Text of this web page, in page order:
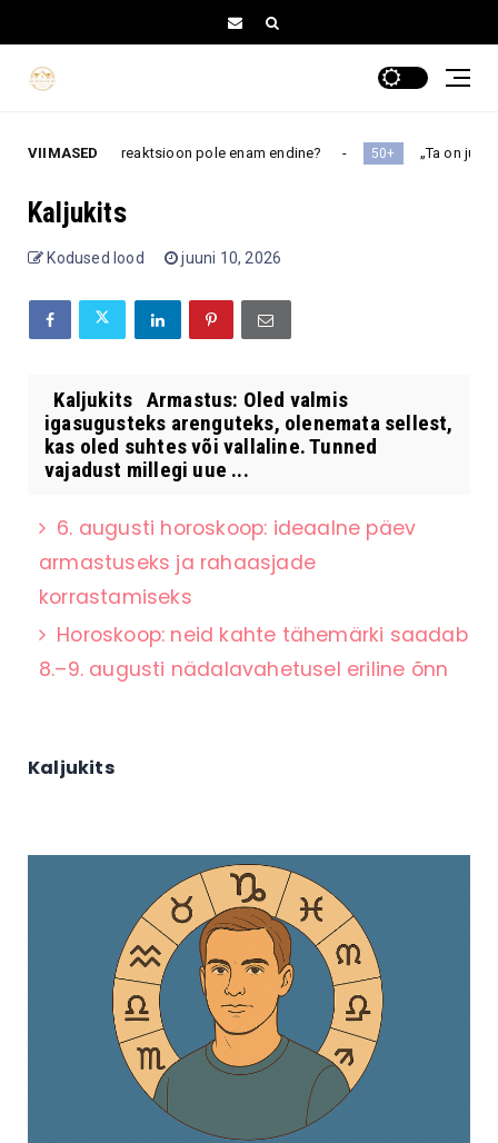
VIIMASED
juhtima, kui reaktsioon pole enam endine? 50+ „Ta on ju ikkagi
Kaljukits
Kodused lood juuni 10, 2026
Kaljukits Armastus: Oled valmis
igasugusteks arenguteks, olenemata sellest,
kas oled suhtes või vallaline. Tunned
vajadust millegi uue ...
6. augusti horoskoop: ideaalne päev
armastuseks ja rahaasjade
korrastamiseks
Horoskoop: neid kahte tähemärki saadab
8.–9. augusti nädalavahetusel eriline õnn
Kaljukits